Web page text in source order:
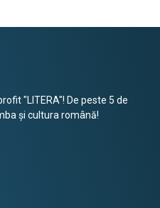
"LITERA"! De peste 5 de
și cultura română!